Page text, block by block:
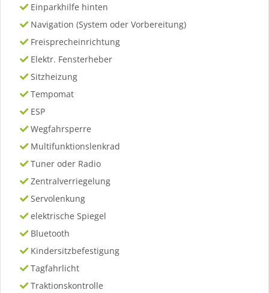
Einparkhilfe hinten
Navigation (System oder Vorbereitung)
Freisprecheinrichtung
Elektr. Fensterheber
Sitzheizung
Tempomat
ESP
Wegfahrsperre
Multifunktionslenkrad
Tuner oder Radio
Zentralverriegelung
Servolenkung
elektrische Spiegel
Bluetooth
Kindersitzbefestigung
Tagfahrlicht
Traktionskontrolle